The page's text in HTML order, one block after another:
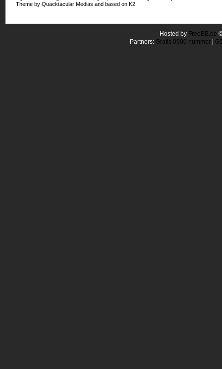
Theme byQuacktacular Medias and based onK2
Hosted by FreeBB.be
Partners: Gratis 0900 nummer|